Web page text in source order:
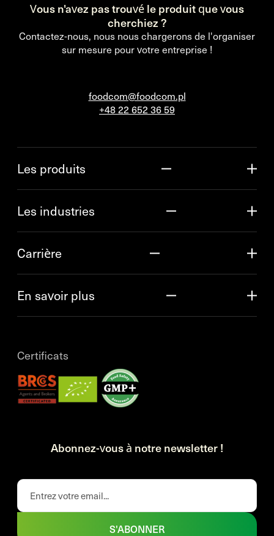
Vous n'avez pas trouvé le produit que vous
cherchiez ?
Contactez-nous, nous nous chargerons de l'organiser
sur mesure pour votre entreprise !
foodcom@foodcom.pl
+48 22 652 36 59
Les produits
Les industries
Carrière
En savoir plus
Certificats
Abonnez-vous à notre newsletter !
S'ABONNER